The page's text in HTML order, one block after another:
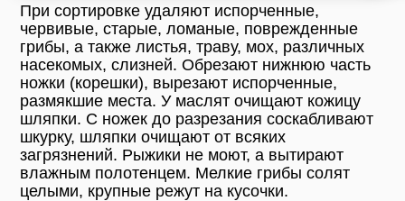
При сортировке удаляют испорченные,
червивые, старые, ломаные, поврежденные
грибы, а также листья, траву, мох, различных
насекомых, слизней. Обрезают нижнюю часть
ножки (корешки), вырезают испорченные,
размякшие места. У маслят очищают кожицу
шляпки. С ножек до разрезания соскабливают
шкурку, шляпки очищают от всяких
загрязнений. Рыжики не моют, а вытирают
влажным полотенцем. Мелкие грибы солят
целыми, крупные режут на кусочки.